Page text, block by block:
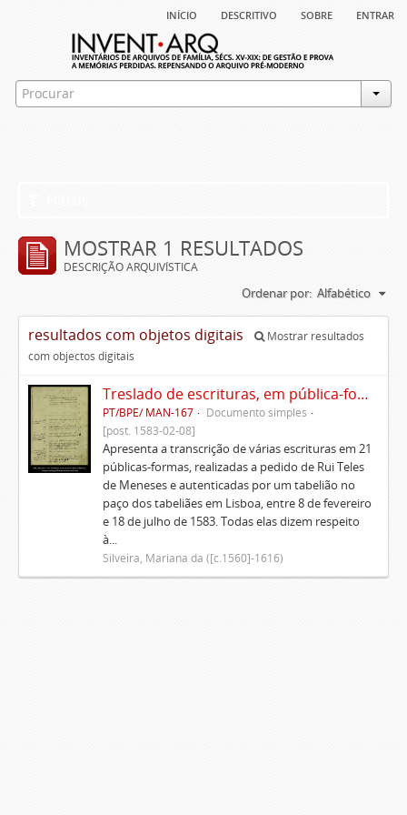
início descritivo sobre entrar
MOSTRAR 1 RESULTADOS
DESCRIÇÃO ARQUIVÍSTICA
Ordenar por: Alfabético
resultados com objetos digitais
Mostrar resultados
com objectos digitais
Treslado de escrituras, em pública-forma, de Rui Teles de Meneses
PT/BPE/ MAN-167
Documento simples
[post. 1583-02-08]
Apresenta a transcrição de várias escrituras em 21
públicas-formas, realizadas a pedido de Rui Teles
de Meneses e autenticadas por um tabelião no
paço dos tabeliães em Lisboa, entre 8 de fevereiro
e 18 de julho de 1583. Todas elas dizem respeito
à...
Silveira, Mariana da ([c.1560]-1616)